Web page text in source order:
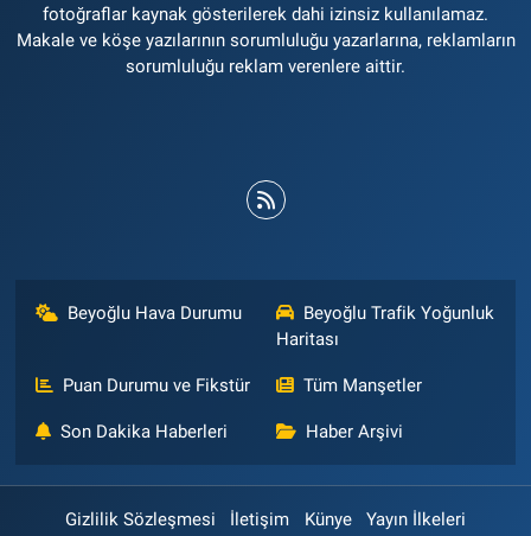
fotoğraflar kaynak gösterilerek dahi izinsiz kullanılamaz.
Makale ve köşe yazılarının sorumluluğu yazarlarına, reklamların
sorumluluğu reklam verenlere aittir.
Beyoğlu Hava Durumu
Beyoğlu Trafik Yoğunluk
Haritası
Puan Durumu ve Fikstür Tüm Manşetler
Son Dakika Haberleri Haber Arşivi
Gizlilik Sözleşmesi İletişim Künye Yayın İlkeleri